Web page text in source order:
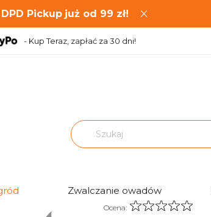
Pickup już od 99 zł!
- Kup Teraz, zapłać za 30 dni!
Zwalczanie owadów
Ocena: